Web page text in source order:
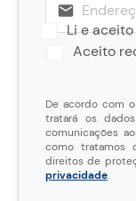
Li e
Aceito
De acordo com o
tratará os
comunicações
como tratamos
direitos de
privacidade.